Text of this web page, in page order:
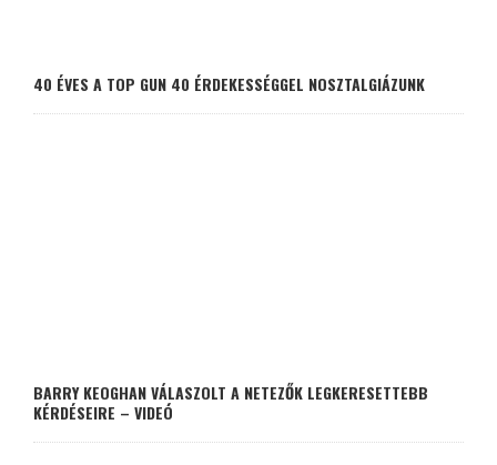
40 ÉVES A TOP GUN 40 ÉRDEKESSÉGGEL NOSZTALGIÁZUNK
BARRY KEOGHAN VÁLASZOLT A NETEZŐK LEGKERESETTEBB
KÉRDÉSEIRE – VIDEÓ